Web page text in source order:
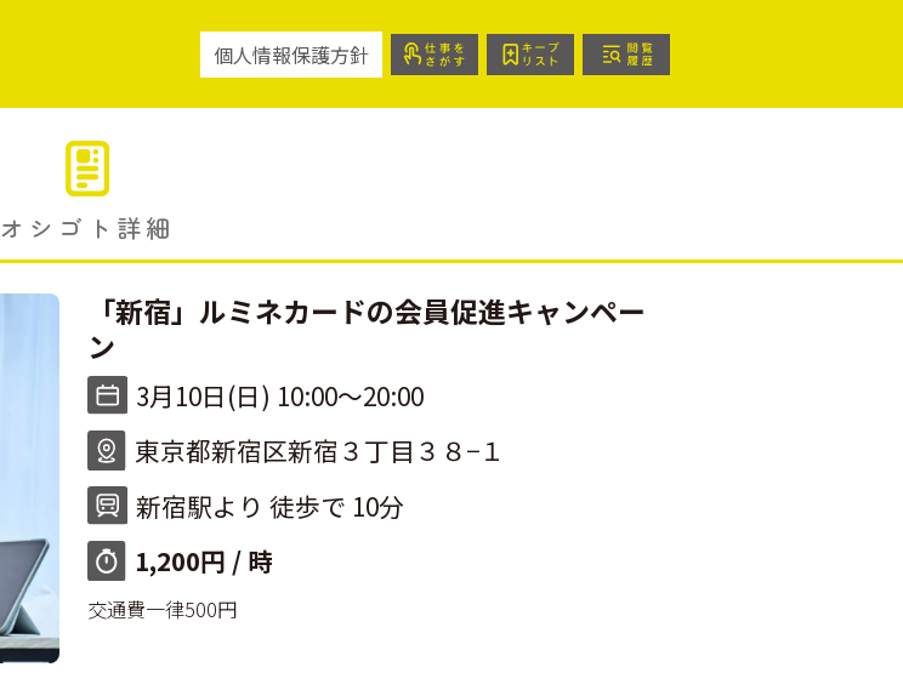
個人情報保護方針
オシゴト詳細
「新宿」ルミネカードの会員促進キャンペー
ン
3月10日(日) 10:00〜20:00
東京都新宿区新宿３丁目３８−１
新宿駅より 徒歩で 10分
1,200円 / 時
交通費一律500円